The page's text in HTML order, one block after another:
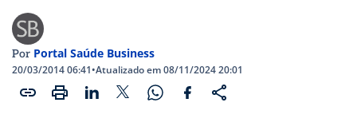
Por Portal Saúde Business
20/03/2014 06:41•Atualizado em 08/11/2024 20:01